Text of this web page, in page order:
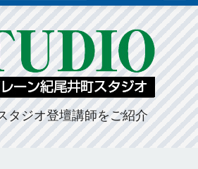
タジオ登壇講師をご紹介